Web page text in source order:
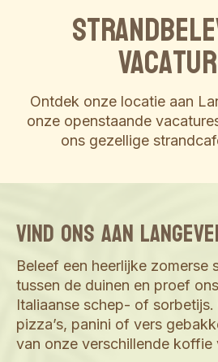
Ontdek onze locatie aan
onze openstaande
ons gezellige
Vind ons aan
Beleef een heerlijke zomerse
tussen de duinen en proef
Italiaanse schep- of
pizza’s, panini of vers
van onze verschillende koffie